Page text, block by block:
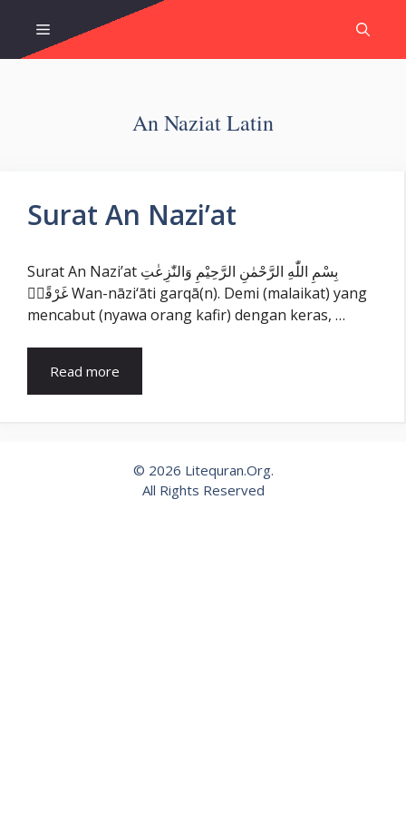
content
Menu
An Naziat Latin
Surat An Nazi’at
Surat An Nazi’at بِسْمِ اللّٰهِ الرَّحْمٰنِ الرَّحِيْمِ وَالنّٰزِعٰتِ
غَرْقًاۙ Wan-nāzi‘āti garqā(n). Demi (malaikat) yang
mencabut (nyawa orang kafir) dengan keras, …
Read more
© 2026 Litequran.Org.
All Rights Reserved